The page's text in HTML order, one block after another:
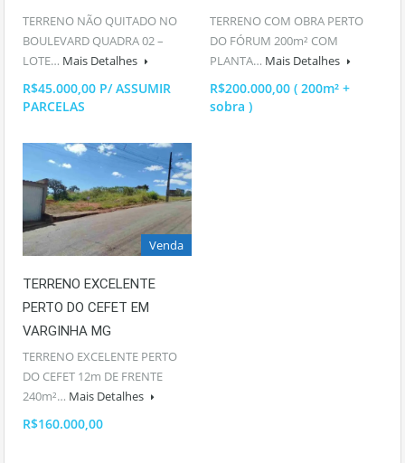
TERRENO NÃO QUITADO NO
BOULEVARD QUADRA 02 –
LOTE… Mais Detalhes
R$45.000,00 P/ ASSUMIR
PARCELAS
TERRENO COM OBRA PERTO
DO FÓRUM 200m² COM
PLANTA… Mais Detalhes
R$200.000,00 ( 200m² +
sobra )
Venda
TERRENO EXCELENTE
PERTO DO CEFET EM
VARGINHA MG
TERRENO EXCELENTE PERTO
DO CEFET 12m DE FRENTE
240m²… Mais Detalhes
R$160.000,00